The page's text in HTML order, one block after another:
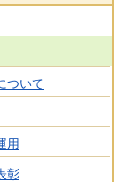
ついて
用
彰